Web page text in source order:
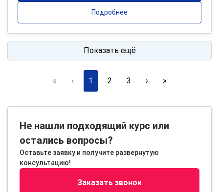
Подробнее
Показать ещё
« ‹ 1 2 3 › »
Не нашли подходящий курс или
остались вопросы?
Оставьте заявку и получите развернутую
консультацию!
Заказать звонок